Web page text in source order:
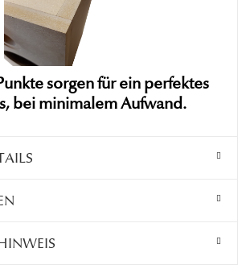
sorgen für ein perfektes
bei minimalem Aufwand.